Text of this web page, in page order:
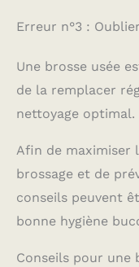
Erreur n°3 :
Une brosse usée
de la remplacer
nettoyage optimal.
Afin de maximiser
brossage et de
conseils peuvent
bonne hygiène
Conseils pour une